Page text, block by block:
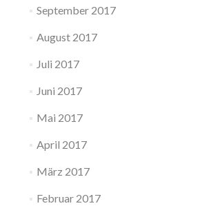
September 2017
August 2017
Juli 2017
Juni 2017
Mai 2017
April 2017
März 2017
Februar 2017